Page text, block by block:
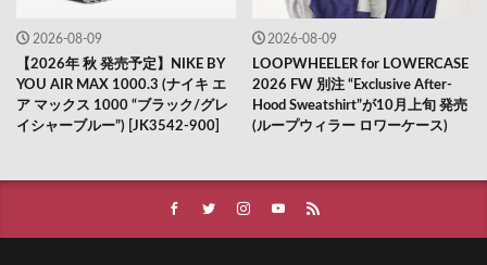
2026-08-09
【2026年 秋 発売予定】NIKE BY
YOU AIR MAX 1000.3 (ナイキ エ
ア マックス 1000 “ブラック/グレ
イシャーブルー”) [JK3542-900]
2026-08-09
LOOPWHEELER for LOWERCASE
2026 FW 別注 “Exclusive After-
Hood Sweatshirt”が10月上旬 発売
(ループウィラー ロワーケース)